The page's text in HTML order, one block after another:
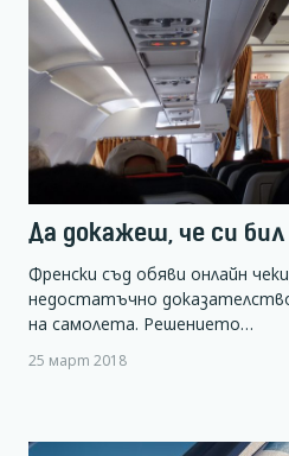
Да докажеш, че си бил
Френски съд обяви онлайн
недостатъчно
на самолета. Решението…
25 март 2018